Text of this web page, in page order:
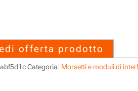
offerta prodotto
Categoria: Morsetti e moduli di